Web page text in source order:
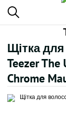
Щітка
Teezer
Chrome